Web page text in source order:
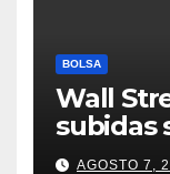
BOLSA
Wall
subidas
alcista
AGOSTO 7,